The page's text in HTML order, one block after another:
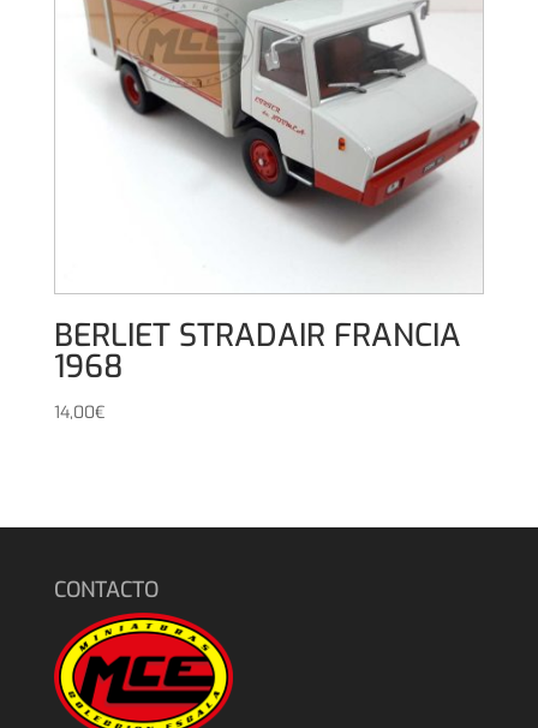
BERLIET STRADAIR FRANCIA
1968
14,00€
CONTACTO